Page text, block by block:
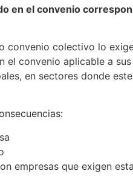
en el convenio
convenio colectivo lo
el convenio aplicable a
en sectores donde
empresas que exigen